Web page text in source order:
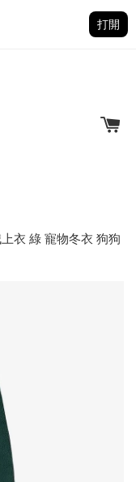
打開
衣 綠 寵物冬衣 狗狗